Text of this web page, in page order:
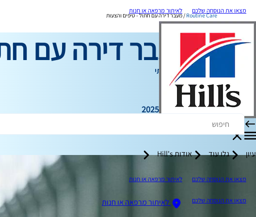
מצאו את הנוסחה שלכם לאיתור מרפאה או חנות
עיון גלו עוד אודות Hill's
מצאו את הנוסחה שלכם לאיתור מרפאה או חנות
מצאו את הנוסחה שלכם לאיתור מרפאה או חנות
Routine Care מעבר דירה עם חתול - טיפים והצעות
מעבר דירה עם
טיפול שגרתי
כותב צוות
|
13 במרץ, 2025